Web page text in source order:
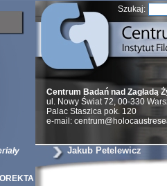
Szukaj:
Centrum Badań nad Zagładą
ul. Nowy Świat 72, 00-330
Palac Staszica pok. 120
e-mail:
Jakub Petelewicz